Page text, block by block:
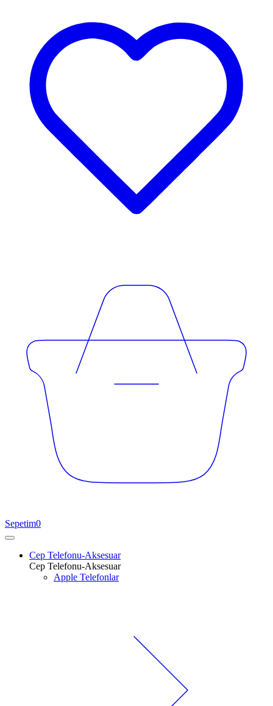
Sepetim0
Cep Telefonu-Aksesuar
Cep Telefonu-Aksesuar
Apple Telefonlar